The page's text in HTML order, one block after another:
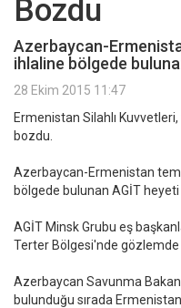
Bozdu
Azerbaycan-
ihlaline bölgede
28 Ekim 2015 11:47
Ermenistan Silahlı
bozdu.
Azerbaycan-Ermenistan
bölgede bulunan AGİT heyeti
AGİT Minsk Grubu eş
Terter Bölgesi'nde gözlemde
Azerbaycan Savunma
bulunduğu sırada Ermenistan